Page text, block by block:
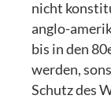
nicht
anglo-
bis in den
werden,
Schutz des